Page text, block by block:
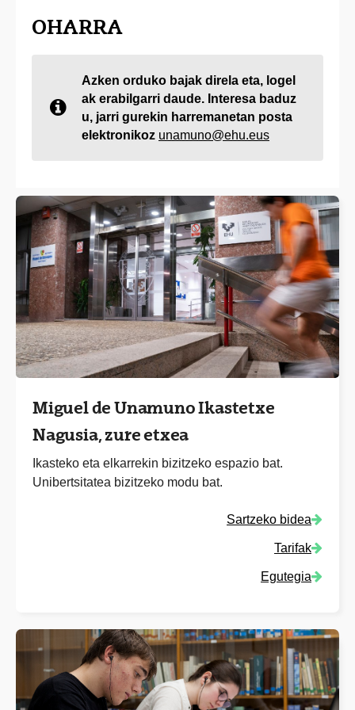
OHARRA
Azken orduko bajak direla eta, logel
ak erabilgarri daude. Interesa baduz
u, jarri gurekin harremanetan posta
elektronikoz unamuno@ehu.eus
Miguel de Unamuno Ikastetxe
Nagusia, zure etxea
Ikasteko eta elkarrekin bizitzeko espazio bat.
Unibertsitatea bizitzeko modu bat.
Sartzeko bidea
Tarifak
Egutegia